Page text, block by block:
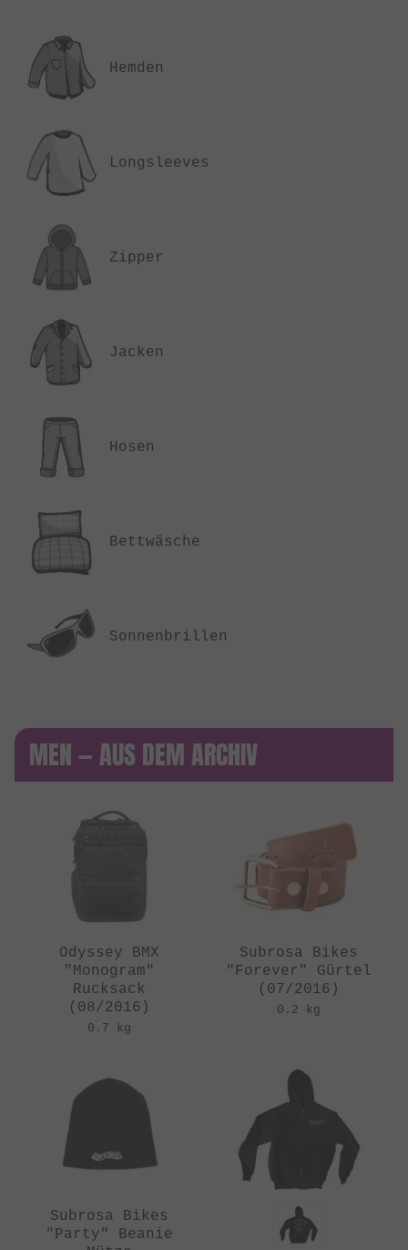
Hemden
Long­sleeves
Zipper
Jacken
Hosen
Bettwäsche
Sonnenbrillen
MEN — AUS DEM ARCHIV
Odyssey BMX
"Monogram"
Rucksack
(08/2016)
0.7 kg
Subrosa Bikes
"Forever" Gürtel
(07/2016)
0.2 kg
Subrosa Bikes
"Party" Beanie